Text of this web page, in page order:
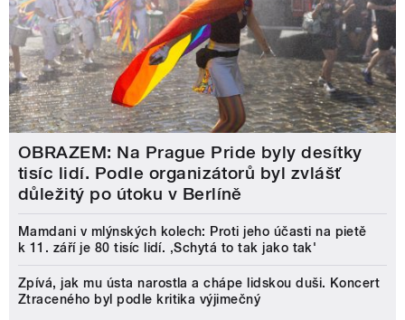
OBRAZEM: Na Prague Pride byly desítky
tisíc lidí. Podle organizátorů byl zvlášť
důležitý po útoku v Berlíně
Mamdani v mlýnských kolech: Proti jeho účasti na pietě
k 11. září je 80 tisíc lidí. ‚Schytá to tak jako tak'
Zpívá, jak mu ústa narostla a chápe lidskou duši. Koncert
Ztraceného byl podle kritika výjimečný